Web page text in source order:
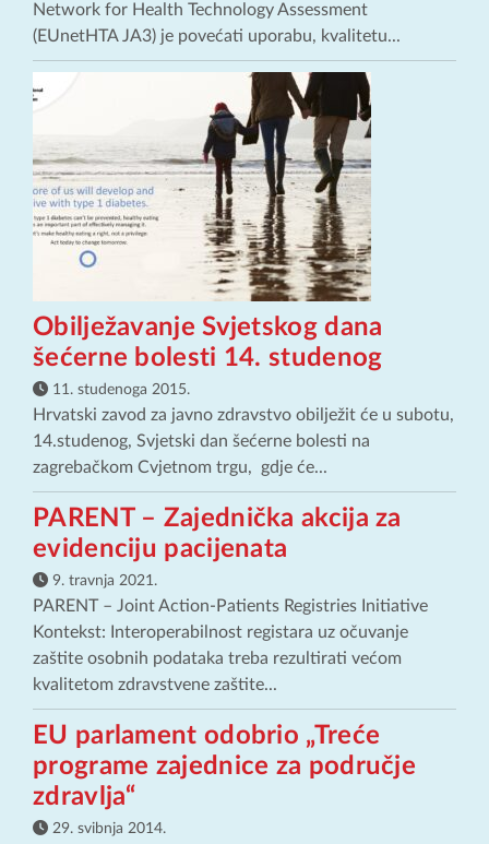
Network for Health Technology Assessment
(EUnetHTA JA3) je povećati uporabu, kvalitetu...
Obilježavanje Svjetskog dana
šećerne bolesti 14. studenog
11. studenoga 2015.
Hrvatski zavod za javno zdravstvo obilježit će u subotu,
14.studenog, Svjetski dan šećerne bolesti na
zagrebačkom Cvjetnom trgu, gdje će...
PARENT – Zajednička akcija za
evidenciju pacijenata
9. travnja 2021.
PARENT – Joint Action-Patients Registries Initiative
Kontekst: Interoperabilnost registara uz očuvanje
zaštite osobnih podataka treba rezultirati većom
kvalitetom zdravstvene zaštite...
EU parlament odobrio „Treće
programe zajednice za područje
zdravlja“
29. svibnja 2014.